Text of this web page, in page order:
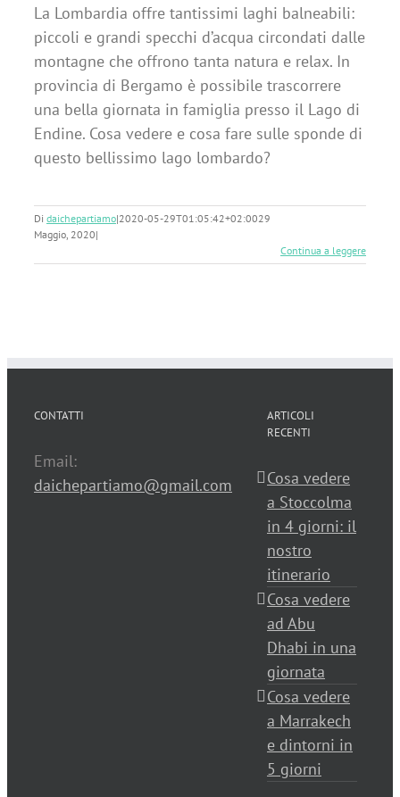
La Lombardia offre tantissimi laghi balneabili:
piccoli e grandi specchi d’acqua circondati dalle
montagne che offrono tanta natura e relax. In
provincia di Bergamo è possibile trascorrere
una bella giornata in famiglia presso il Lago di
Endine. Cosa vedere e cosa fare sulle sponde di
questo bellissimo lago lombardo?
Di daichepartiamo|2020-05-29T01:05:42+02:0029
Maggio, 2020|
Continua a leggere
CONTATTI
Email:
daichepartiamo@gmail.com
ARTICOLI
RECENTI
Cosa vedere
a Stoccolma
in 4 giorni: il
nostro
itinerario
Cosa vedere
ad Abu
Dhabi in una
giornata
Cosa vedere
a Marrakech
e dintorni in
5 giorni